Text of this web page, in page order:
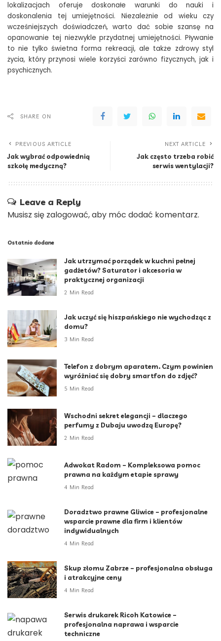
lokalizacjach oferuje doskonałe warunki do nauki i
doskonalenia tej umiejętności. Niezależnie od wieku czy
wcześniejszych doświadczeń, warto dać sobie szansę na
opanowanie tej niezwykle przydatnej umiejętności. Pływanie
to nie tylko świetna forma rekreacji, ale także zdrowy styl
życia, który przynosi wiele korzyści zarówno fizycznych, jak i
psychicznych.
SHARE ON
PREVIOUS ARTICLE
Jak wybrać odpowiednią
szkołę medyczną?
NEXT ARTICLE
Jak często trzeba robić
serwis wentylacji?
Leave a Reply
Musisz się zalogować, aby móc dodać komentarz.
Ostatnio dodane
Jak utrzymać porządek w kuchni pełnej
gadżetów? Saturator i akcesoria w
praktycznej organizacji
2 Min Read
Jak uczyć się hiszpańskiego nie wychodząc z
domu?
3 Min Read
Telefon z dobrym aparatem. Czym powinien
wyróżniać się dobry smartfon do zdjęć?
5 Min Read
Wschodni sekret elegancji – dlaczego
perfumy z Dubaju uwodzą Europę?
2 Min Read
Adwokat Radom – Kompleksowa pomoc
prawna na każdym etapie sprawy
4 Min Read
Doradztwo prawne Gliwice – profesjonalne
wsparcie prawne dla firm i klientów
indywidualnych
4 Min Read
Skup złomu Zabrze – profesjonalna obsługa
i atrakcyjne ceny
4 Min Read
Serwis drukarek Ricoh Katowice –
profesjonalna naprawa i wsparcie
techniczne